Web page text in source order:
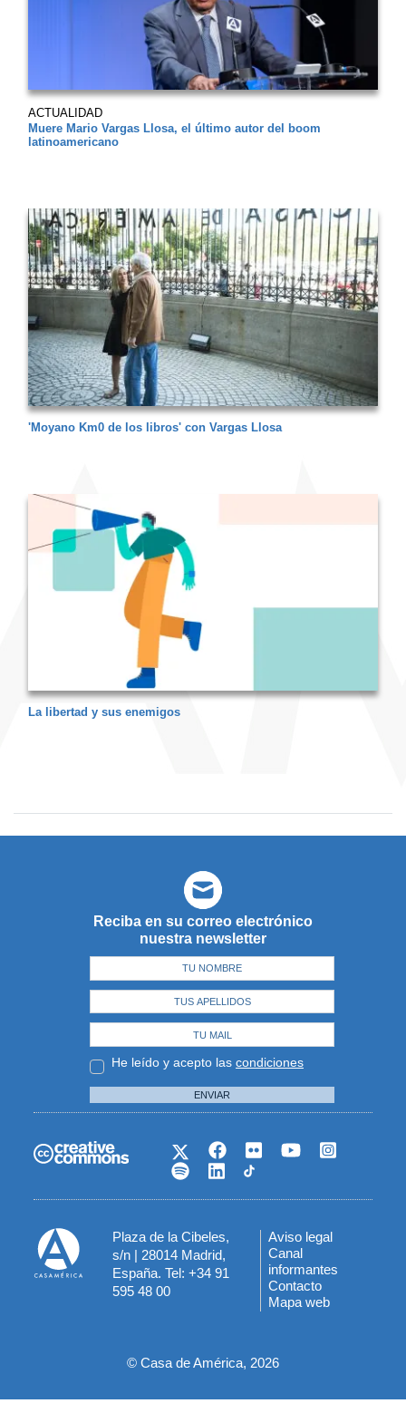
ACTUALIDAD
Muere Mario Vargas Llosa, el último autor del boom
latinoamericano
'Moyano Km0 de los libros' con Vargas Llosa
La libertad y sus enemigos
Reciba en su correo electrónico
nuestra newsletter
He leído y acepto las condiciones
ENVIAR
Plaza de la Cibeles,
s/n | 28014 Madrid,
España. Tel: +34 91
595 48 00
Menú
del
pie
Aviso legal
Canal
informantes
Contacto
Mapa web
© Casa de América, 2026